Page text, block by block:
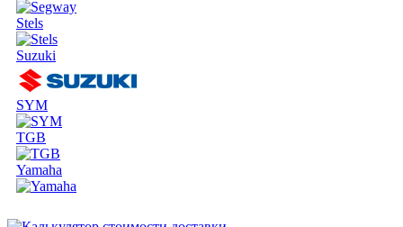
Stels
Suzuki
SYM
TGB
Yamaha